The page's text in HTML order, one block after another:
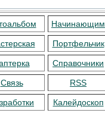
Начинающим
Портфельчик
Справочники
Связь RSS
Калейдоскоп